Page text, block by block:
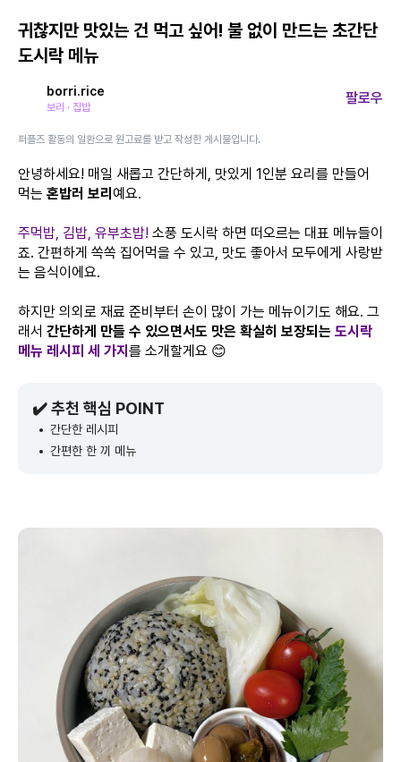
귀찮지만 맛있는 건 먹고 싶어! 불 없이 만드는 초간단
도시락 메뉴
borri.rice
보리 · 집밥
팔로우
퍼플즈 활동의 일환으로 원고료를 받고 작성한 게시물입니다.
안녕하세요! 매일 새롭고 간단하게, 맛있게 1인분 요리를 만들어
먹는 혼밥러 보리 예요.
주먹밥, 김밥, 유부초밥! 소풍 도시락 하면 떠오르는 대표 메뉴들이
죠. 간편하게 쏙쏙 집어먹을 수 있고, 맛도 좋아서 모두에게 사랑받
는 음식이에요.
하지만 의외로 재료 준비부터 손이 많이 가는 메뉴이기도 해요. 그
래서 간단하게 만들 수 있으면서도 맛은 확실히 보장되는 도시락
메뉴 레시피 세 가지 를 소개할게요 😊
✔️ 추천 핵심 POINT
간단한 레시피
간편한 한 끼 메뉴